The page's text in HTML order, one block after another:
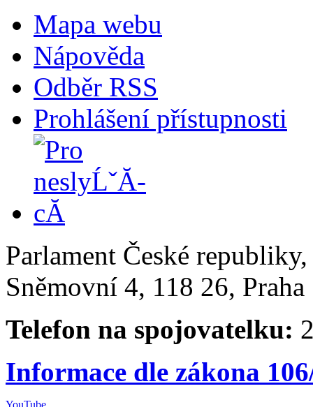
Mapa webu
Nápověda
Odběr RSS
Prohlášení přístupnosti
Parlament České
Sněmovní 4, 118 26,
Telefon na spojovatelku:
Informace dle zákona